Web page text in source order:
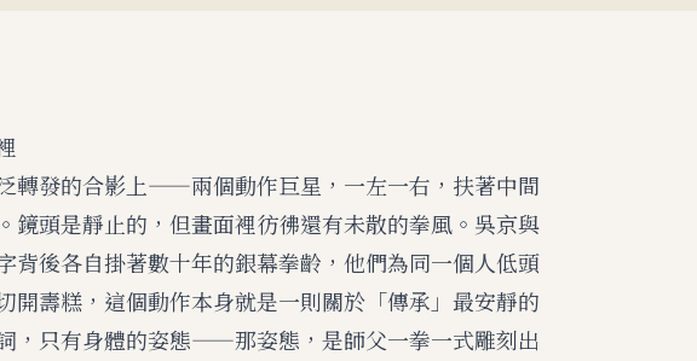
轉發的合影上——兩個動作巨星，一左一右，扶著中間
鏡頭是靜止的，但畫面裡彷彿還有未散的拳風。吳京與
背後各自掛著數十年的銀幕拳齡，他們為同一個人低頭
開壽糕，這個動作本身就是一則關於「傳承」最安靜的
，只有身體的姿態——那姿態，是師父一拳一式雕刻出